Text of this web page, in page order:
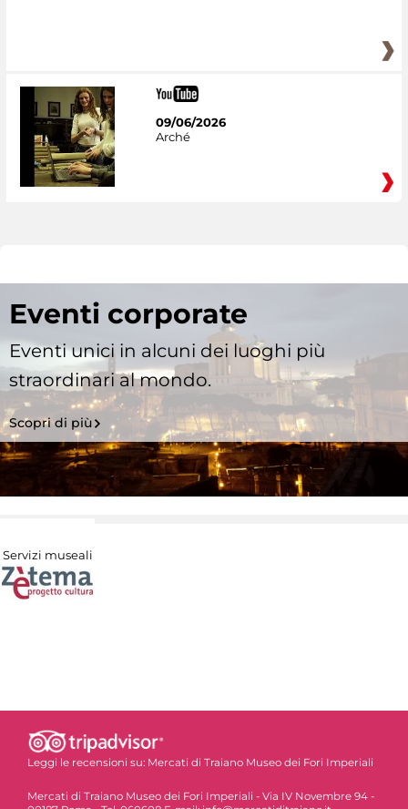
09/06/2026
Arché
Eventi corporate
Eventi unici in alcuni dei luoghi più
straordinari al mondo.
Scopri di più
Servizi museali
Leggi le recensioni su: Mercati di Traiano Museo dei Fori Imperiali
Mercati di Traiano Museo dei Fori Imperiali - Via IV Novembre 94 -